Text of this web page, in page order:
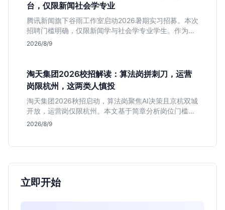
台，仅限新闻社会学专业
腾讯新闻旗下谷雨工作室启动2026暑期实习招募。本次
招聘门槛明确，仅限新闻学与社会学专业学生。作为深
耕非虚构写作的头部团队，该岗位提供独立发稿机会与
2026/8/9
淘天集团2026校招解读：算法岗拼刺刀，运营
岗限杭州，这两类人慎投
淘天集团2026秋招启动，算法岗聚焦AI决策且京杭双城
开放，运营岗仅限杭州。本文基于简章分析岗位门槛、
薪资行情及适合人群，帮应届生判断是否值得投递。
2026/8/9
立即开始